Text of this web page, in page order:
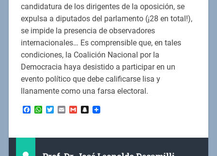
candidatura de los dirigentes de la oposición, se
expulsa a diputados del parlamento (¡28 en total!),
se impide la presencia de observadores
internacionales… Es comprensible que, en tales
condiciones, la Coalición Nacional por la
Democracia haya desistido a participar en un
evento político que debe calificarse lisa y
llanamente como una farsa electoral.
Facebook
WhatsApp
Twitter
EmailGmailSnapchat